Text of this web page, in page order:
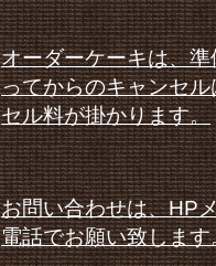
オーダーケーキは、準
ってからのキャンセ
セル料が掛かります。
お問い合わせは、HP
電話でお願い致します